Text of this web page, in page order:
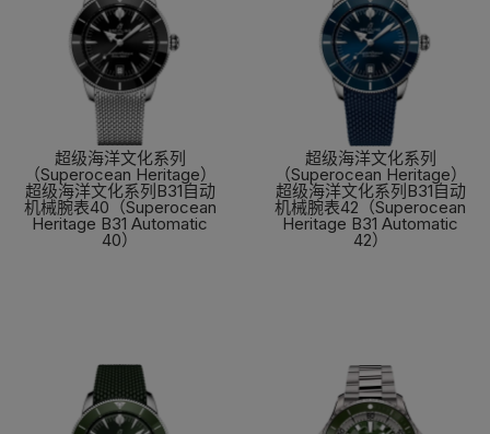
超级海洋文化系列
（Superocean Heritage）
超级海洋文化系列B31自动
机械腕表40（Superocean
Heritage B31 Automatic
40）
超级海洋文化系列
（Superocean Heritage）
超级海洋文化系列B31自动
机械腕表42（Superocean
Heritage B31 Automatic
42）